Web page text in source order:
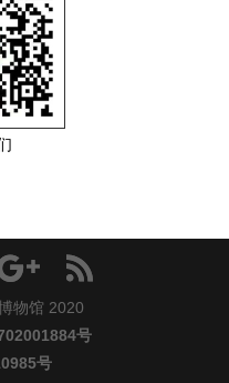
物馆 2020
号
号